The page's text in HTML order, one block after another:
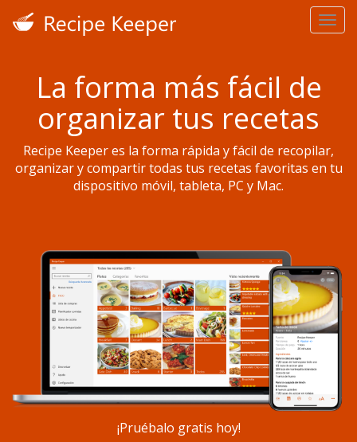
La forma más fácil de
organizar tus recetas
Recipe Keeper es la forma rápida y fácil de recopilar,
organizar y compartir todas tus recetas favoritas en tu
dispositivo móvil, tableta, PC y Mac.
¡Pruébalo gratis hoy!